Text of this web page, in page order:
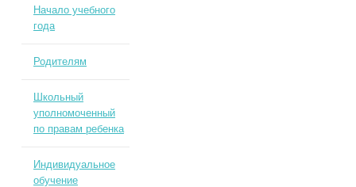
Начало учебного
года
Родителям
Школьный
уполномоченный
по правам ребенка
Индивидуальное
обучение